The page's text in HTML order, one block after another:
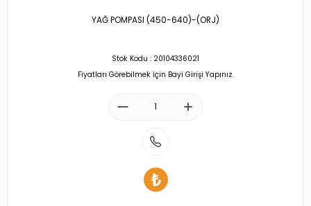
YAĞ POMPASI (450-640)-(ORJ)
Stok Kodu : 20104336021
Fiyatları Görebilmek İçin Bayi Girişi Yapınız.